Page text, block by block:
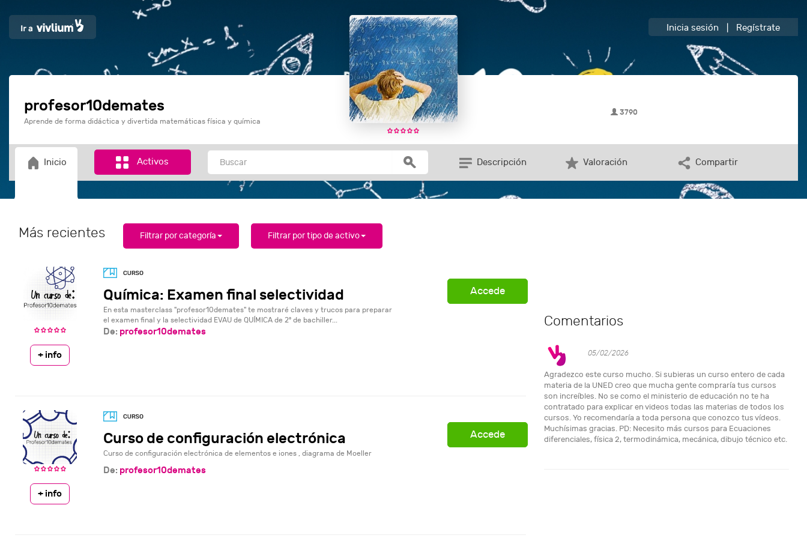
Inicia sesión Regístrate
profesor10demates
Aprende de forma didáctica y divertida matemáticas física y química
3790
Inicio Activos Descripción Valoración Compartir
Más recientes Filtrar por categoría Filtrar por tipo de activo
Química: Examen final selectividad
En esta masterclass "profesor10demates" te mostraré claves y trucos para preparar
el examen final y la selectividad EVAU de QUÍMICA de 2º de bachiller...
Accede
+ info
De: profesor10demates
Curso de configuración electrónica
Curso de configuración electrónica de elementos e iones , diagrama de Moeller
Accede
+ info
De: profesor10demates
Comentarios
05/02/2026
Agradezco este curso mucho. Si subieras un curso entero de cada
materia de la UNED creo que mucha gente compraría tus cursos
son increíbles. No se como el ministerio de educación no te ha
contratado para explicar en videos todas las materias de todos los
cursos. Yo recomendaría a toda persona que conozco tus vídeos.
Muchísimas gracias. PD: Necesito más cursos para Ecuaciones
diferenciales, física 2, termodinámica, mecánica, dibujo técnico etc.